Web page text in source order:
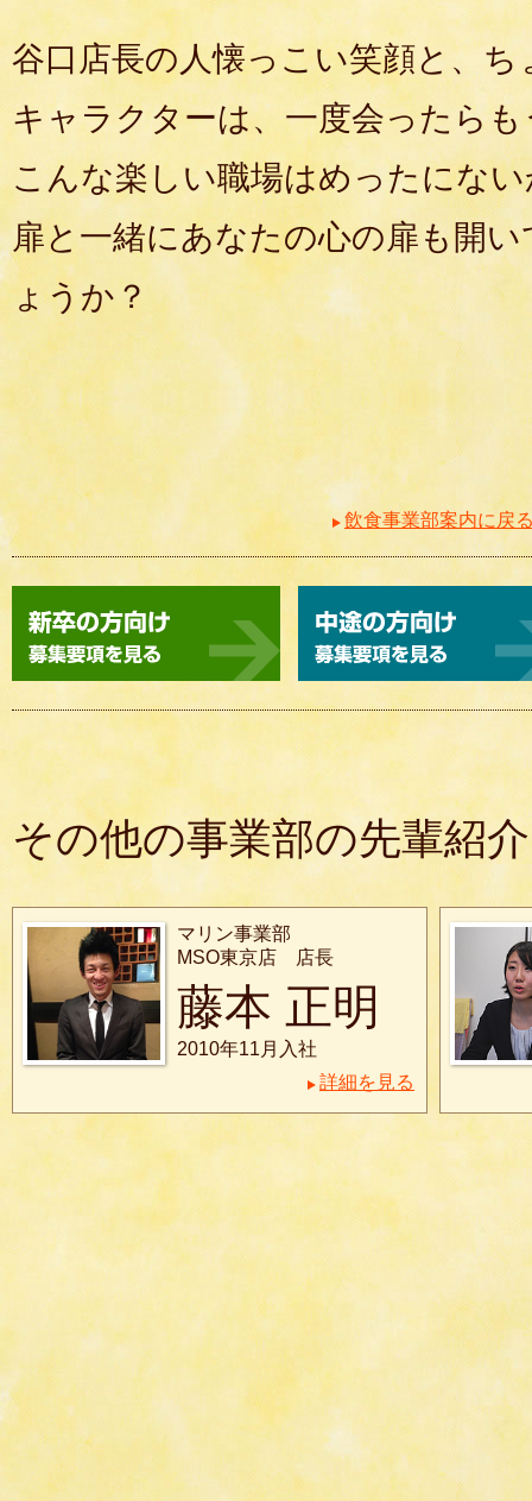
谷口店長の人懐っこい笑顔と、
キャラクターは、一度会ったら
こんな楽しい職場はめったにな
扉と一緒にあなたの心の扉も開
ょうか？
飲食事業部案内に戻
その他の事業部の先輩紹介
マリン事業部
MSO東京店 店長
藤本 正明
2010年11月入社
詳細を見る